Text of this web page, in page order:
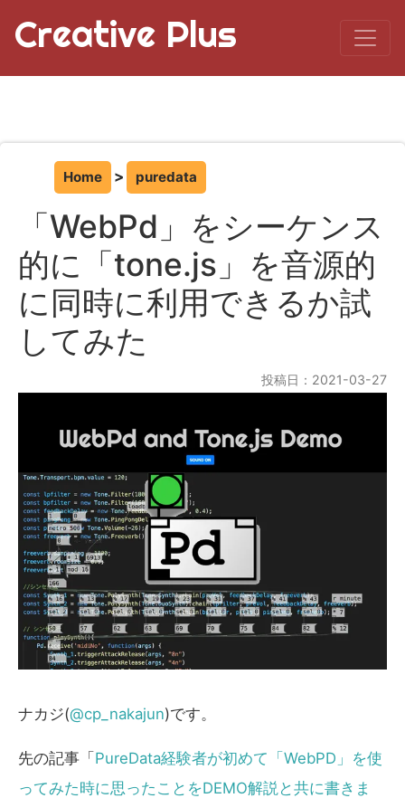
Creative Plus
Home puredata
「WebPd」をシーケンス
的に「tone.js」を音源的
に同時に利用できるか試
してみた
投稿日：2021-03-27
ナカジ(@cp_nakajun)です。
先の記事「 PureData経験者が初めて「WebPD」を使
ってみた時に思ったことをDEMO解説と共に書きま